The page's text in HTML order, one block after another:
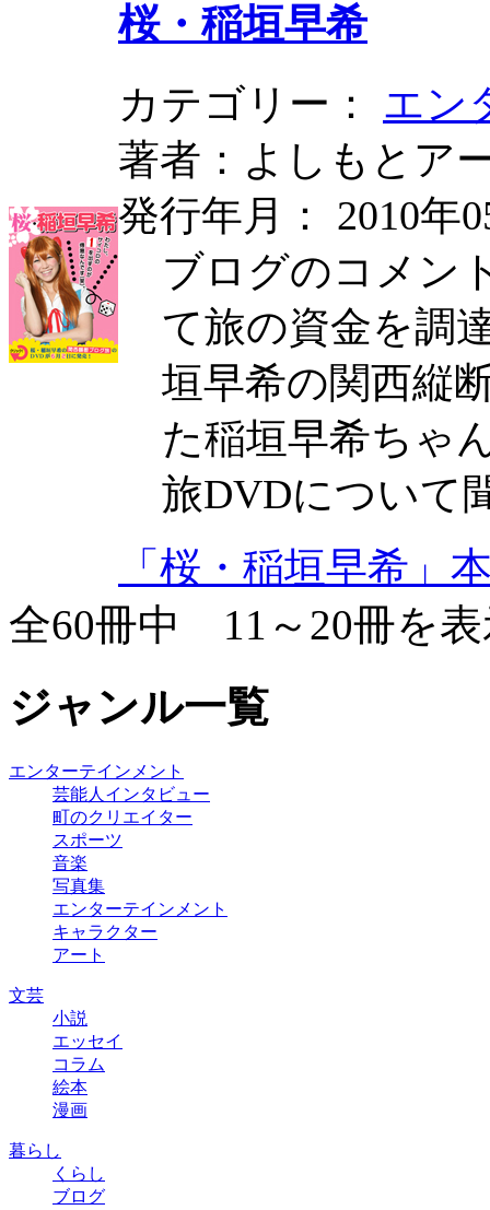
桜・稲垣早希
カテゴリー： エン
著者：よしもとア
発行年月： 2010年
ブログのコメン
て旅の資金を調
垣早希の関西縦
た稲垣早希ちゃ
旅DVDについて
「桜・稲垣早希」
全60冊中 11～20冊を
ジャンル一覧
エンターテインメント
芸能人インタビュー
町のクリエイター
スポーツ
音楽
写真集
エンターテインメント
キャラクター
アート
文芸
小説
エッセイ
コラム
絵本
漫画
暮らし
くらし
ブログ